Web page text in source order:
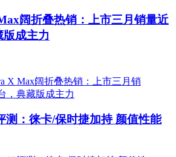
阔折叠热销：上市三月销量近
版成主力
测：徕卡/保时捷加持 颜值性能